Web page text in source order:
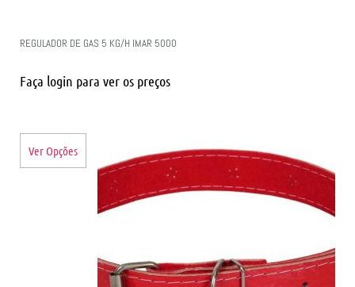
REGULADOR DE GAS 5 KG/H IMAR 5000
Faça login para ver os preços
Ver Opções